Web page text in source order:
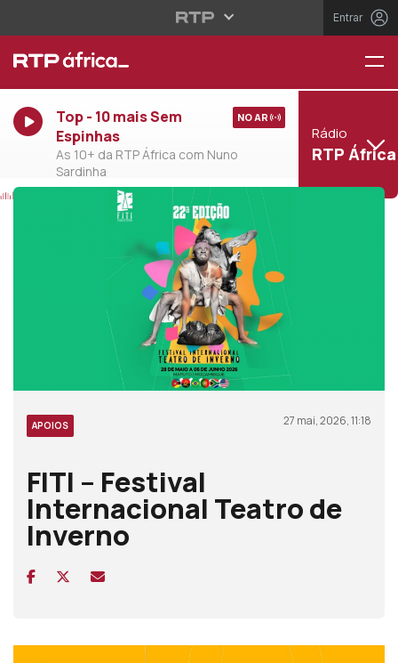
Entrar
Top - 10 mais Sem
Espinhas
As 10+ da RTP África com Nuno
Sardinha
NO AR
Rádio
RTP África
APOIOS 27 mai, 2026, 11:18
FITI – Festival
Internacional Teatro de
Inverno